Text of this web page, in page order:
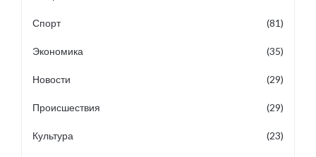
Спорт (81)
Экономика (35)
Новости (29)
Происшествия (29)
Культура (23)